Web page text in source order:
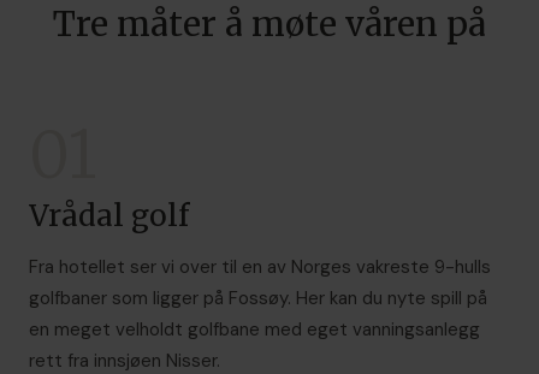
Tre måter å møte våren på
Vrådal golf
Fra hotellet ser vi over til en av Norges vakreste 9-hulls
golfbaner som ligger på Fossøy. Her kan du nyte spill på
en meget velholdt golfbane med eget vanningsanlegg
rett fra innsjøen Nisser.